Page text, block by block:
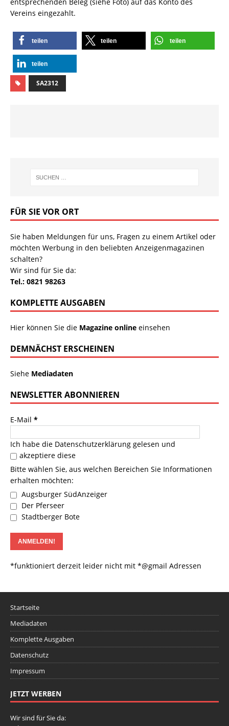
Vereins eingezahlt.
teilen teilen teilen
teilen
SA2312
FÜR SIE VOR ORT
Sie haben Meldungen für uns, Fragen zu einem Artikel oder
möchten Werbung in den beliebten Anzeigenmagazinen
schalten?
Wir sind für Sie da:
Tel.: 0821 98263
KOMPLETTE AUSGABEN
Hier können Sie die Magazine online einsehen
DEMNÄCHST ERSCHEINEN
Siehe Mediadaten
NEWSLETTER ABONNIEREN
E-Mail *
Ich habe die Datenschutzerklärung gelesen und
akzeptiere diese
Bitte wählen Sie, aus welchen Bereichen Sie Informationen
erhalten möchten:
Augsburger SüdAnzeiger
Der Pferseer
Stadtberger Bote
*funktioniert derzeit leider nicht mit *@gmail Adressen
Startseite
Mediadaten
Komplette Ausgaben
Datenschutz
Impressum
JETZT WERBEN
Wir sind für Sie da: